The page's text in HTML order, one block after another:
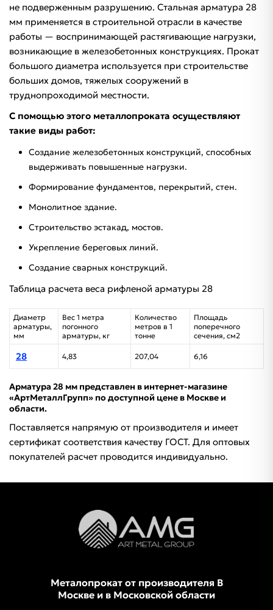
не подверженным разрушению. Стальная арматура 28
мм применяется в строительной отрасли в качестве
работы — воспринимающей растягивающие нагрузки,
возникающие в железобетонных конструкциях. Прокат
большого диаметра используется при строительстве
больших домов, тяжелых сооружений в
труднопроходимой местности.
С помощью этого металлопроката осуществляют
такие виды работ:
Создание железобетонных конструкций, способных
выдерживать повышенные нагрузки.
Формирование фундаментов, перекрытий, стен.
Монолитное здание.
Строительство эстакад, мостов.
Укрепление береговых линий.
Создание сварных конструкций.
Таблица расчета веса рифленой арматуры 28
Диаметр
арматуры,
мм
Вес 1 метра
погонного
арматуры, кг
Количество
метров в 1
тонне
Площадь
поперечного
сечения, см2
28 4,83 207,04 6,16
Арматура 28 мм представлен в интернет-магазине
«АртМеталлГрупп» по доступной цене в Москве и
области.
Поставляется напрямую от производителя и имеет
сертификат соответствия качеству ГОСТ. Для оптовых
покупателей расчет проводится индивидуально.
Металопрокат от производителя В
Москве и в Московской области